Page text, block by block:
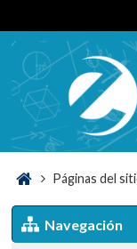
Páginas del
Navegación